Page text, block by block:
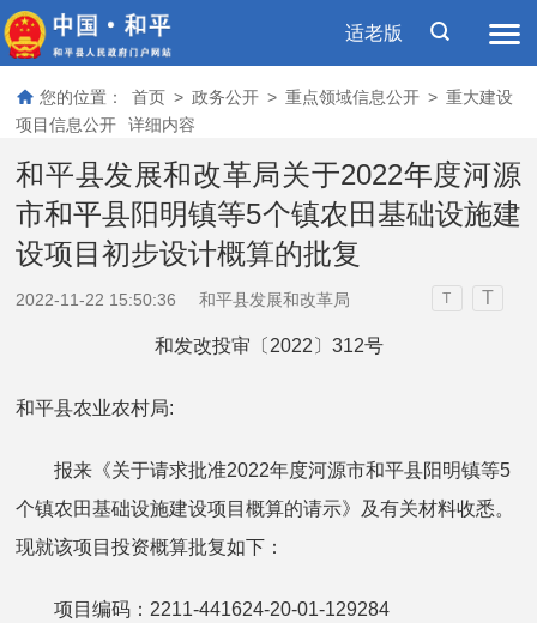
适老版
您的位置： 首页 > 政务公开 > 重点领域信息公开 > 重大建设
项目信息公开
详细内容
和平县发展和改革局关于2022年度河源
市和平县阳明镇等5个镇农田基础设施建
设项目初步设计概算的批复
2022-11-22 15:50:36 和平县发展和改革局 T T
和发改投审〔2022〕312号
和平县农业农村局:
报来《关于请求批准2022年度河源市和平县阳明镇等5
个镇农田基础设施建设项目概算的请示》及有关材料收悉。
现就该项目投资概算批复如下：
项目编码：2211-441624-20-01-129284